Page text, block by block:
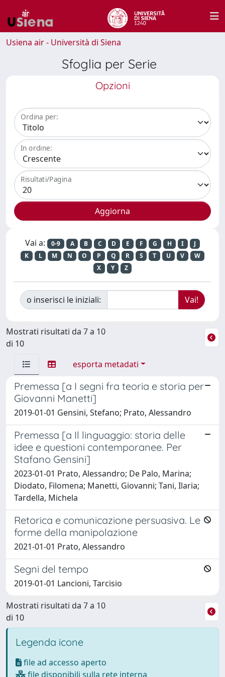
Usiena air - Università di Siena
Sfoglia per Serie
Opzioni
Ordina per:
In ordine:
Risultati/Pagina
Vai a: 0-9 A B C D E F G H I
J
K
L M N O P Q R S T U V
W
X
Y Z
o inserisci le iniziali:
Mostrati risultati da 7 a 10
di 10
esporta metadati
Premessa [a I segni fra teoria e storia per
Giovanni Manetti]
2019-01-01 Gensini, Stefano; Prato, Alessandro
Premessa [a Il linguaggio: storia delle
idee e questioni contemporanee. Per
Stafano Gensini]
2023-01-01 Prato, Alessandro; De Palo, Marina;
Diodato, Filomena; Manetti, Giovanni; Tani, Ilaria;
Tardella, Michela
Retorica e comunicazione persuasiva. Le
forme della manipolazione
2021-01-01 Prato, Alessandro
Segni del tempo
2019-01-01 Lancioni, Tarcisio
Mostrati risultati da 7 a 10
di 10
Legenda icone
file ad accesso aperto
file disponibili sulla rete interna